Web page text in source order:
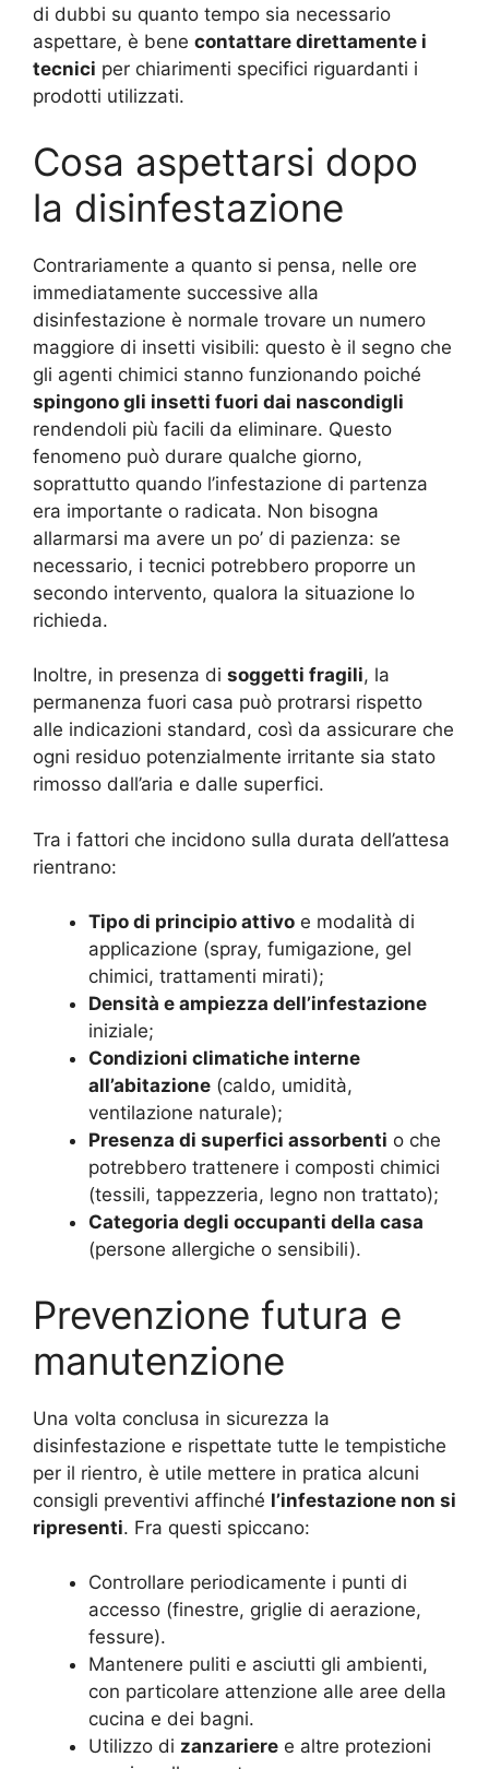
di dubbi su quanto tempo sia necessario
aspettare, è bene contattare direttamente i
tecnici per chiarimenti specifici riguardanti i
prodotti utilizzati.
Cosa aspettarsi dopo
la disinfestazione
Contrariamente a quanto si pensa, nelle ore
immediatamente successive alla
disinfestazione è normale trovare un numero
maggiore di insetti visibili: questo è il segno che
gli agenti chimici stanno funzionando poiché
spingono gli insetti fuori dai nascondigli
rendendoli più facili da eliminare. Questo
fenomeno può durare qualche giorno,
soprattutto quando l’infestazione di partenza
era importante o radicata. Non bisogna
allarmarsi ma avere un po’ di pazienza: se
necessario, i tecnici potrebbero proporre un
secondo intervento, qualora la situazione lo
richieda.
Inoltre, in presenza di soggetti fragili, la
permanenza fuori casa può protrarsi rispetto
alle indicazioni standard, così da assicurare che
ogni residuo potenzialmente irritante sia stato
rimosso dall’aria e dalle superfici.
Tra i fattori che incidono sulla durata dell’attesa
rientrano:
Tipo di principio attivo e modalità di
applicazione (spray, fumigazione, gel
chimici, trattamenti mirati);
Densità e ampiezza dell’infestazione
iniziale;
Condizioni climatiche interne
all’abitazione (caldo, umidità,
ventilazione naturale);
Presenza di superfici assorbenti o che
potrebbero trattenere i composti chimici
(tessili, tappezzeria, legno non trattato);
Categoria degli occupanti della casa
(persone allergiche o sensibili).
Prevenzione futura e
manutenzione
Una volta conclusa in sicurezza la
disinfestazione e rispettate tutte le tempistiche
per il rientro, è utile mettere in pratica alcuni
consigli preventivi affinché l’infestazione non si
ripresenti. Fra questi spiccano:
Controllare periodicamente i punti di
accesso (finestre, griglie di aerazione,
fessure).
Mantenere puliti e asciutti gli ambienti,
con particolare attenzione alle aree della
cucina e dei bagni.
Utilizzo di zanzariere e altre protezioni